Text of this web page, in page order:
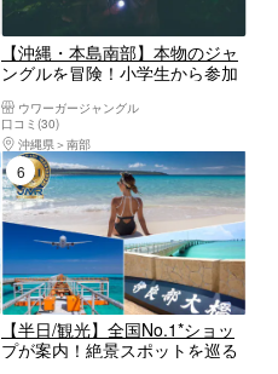
【沖縄・本島南部】本物のジャ
ングルを冒険！小学生から参加
ルウェア付き】
ウワーガージャングル
口コミ(30)
沖縄県
南部
6位
【半日/観光】全国No.1*ショッ
プが案内！絶景スポットを巡る